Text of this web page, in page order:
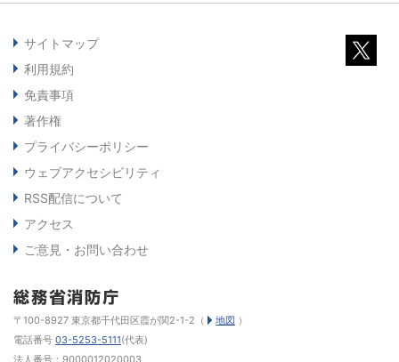
サイトマップ
利用規約
免責事項
著作権
プライバシーポリシー
ウェブアクセシビリティ
RSS配信について
アクセス
ご意見・お問い合わせ
〒100-8927 東京都千代田区霞が関2-1-2（ 地図 ）
電話番号 03-5253-5111(代表)
法人番号：9000012020003